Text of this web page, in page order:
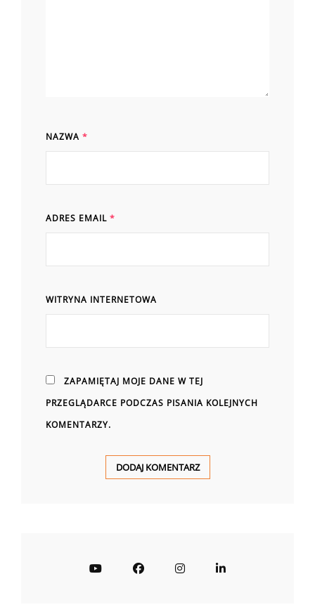
NAZWA *
ADRES EMAIL *
WITRYNA INTERNETOWA
ZAPAMIĘTAJ MOJE DANE W TEJ
PRZEGLĄDARCE PODCZAS PISANIA KOLEJNYCH
KOMENTARZY.
YouTubeFacebookInstagramLinkedIn